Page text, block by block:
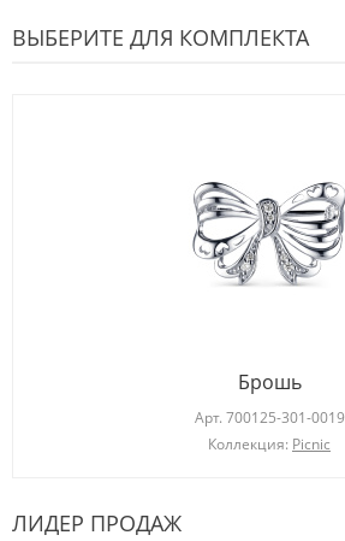
ВЫБЕРИТЕ ДЛЯ КОМПЛЕКТА
Брошь
Арт. 700125-301-0019
Коллекция: Picnic
ЛИДЕР ПРОДАЖ